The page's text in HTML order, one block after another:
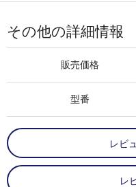
その他の詳細情報
販売価格
型番
レビ
レ